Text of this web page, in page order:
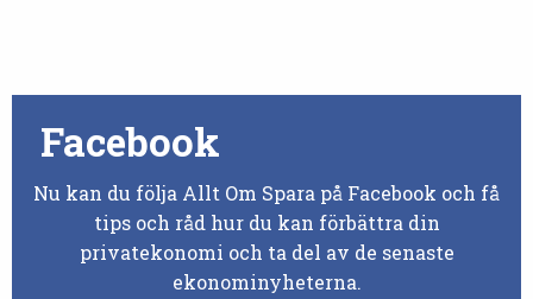
Facebook
Nu kan du följa Allt Om Spara på Facebook och få
tips och råd hur du kan förbättra din
privatekonomi och ta del av de senaste
ekonominyheterna.